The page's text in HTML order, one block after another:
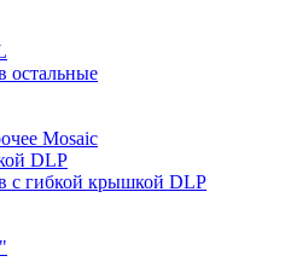
остальные
Mosaic
DLP
с гибкой крышкой DLP